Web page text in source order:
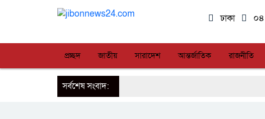
ঢাকা
প্রচ্ছদ জাতীয় সারাদেশ আন্তর্জাতিক রাজনীতি
সর্বশেষ সংবাদ: